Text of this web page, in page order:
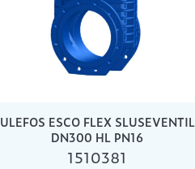
ULEFOS ESCO FLEX SLUSEVENTIL
DN300 HL PN16
1510381